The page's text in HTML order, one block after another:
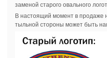
заменой старого овального
В настоящий момент в продаже
тыльной стороны может быть